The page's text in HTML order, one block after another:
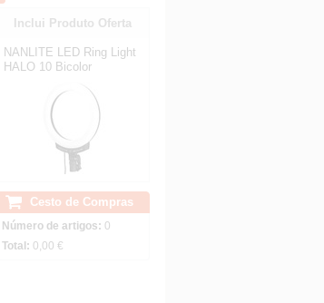
Inclui Produto Oferta
NANLITE LED Ring Light
HALO 10 Bicolor
Cesto de Compras
Número de artigos: 0
Total: 0,00 €